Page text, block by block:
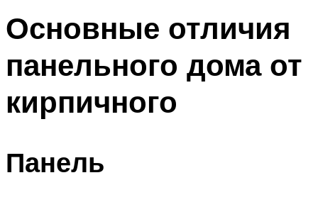
Меню
Основные отличия
панельного дома от
кирпичного
Панель